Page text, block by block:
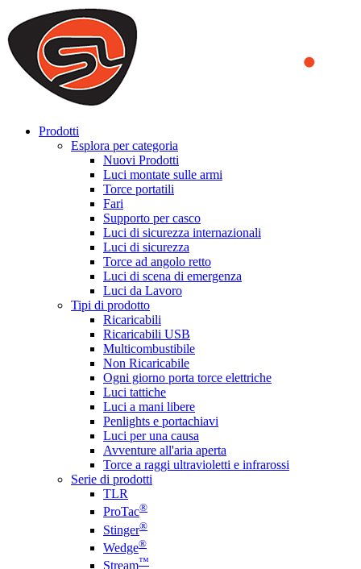
We use cookies to ensure that we provide you the best experience
on our website. By continuing to browse this website, you accept
that cookies are used to help us analyze how the website is used and
to offer you a better experience. To learn more or to find out how
you can disable cookies, you can access our
Prodotti
Esplora per categoria
Nuovi Prodotti
Luci montate sulle armi
Torce portatili
Fari
Supporto per casco
Luci di sicurezza internazionali
Luci di sicurezza
Torce ad angolo retto
Luci di scena di emergenza
Luci da Lavoro
Tipi di prodotto
Ricaricabili
Ricaricabili USB
Multicombustibile
Non Ricaricabile
Ogni giorno porta torce elettriche
Luci tattiche
Luci a mani libere
Penlights e portachiavi
Luci per una causa
Avventure all'aria aperta
Torce a raggi ultravioletti e infrarossi
Serie di prodotti
TLR
ProTac®
Stinger®
Wedge®
Stream™